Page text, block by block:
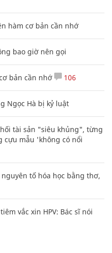
hàm cơ bản cần nhớ
bao giờ nên gọi
bản cần nhớ 106
Ngọc Hà bị kỷ luật
tài sản "siêu khủng", từng
cựu mẫu 'không có nổi
tố hóa học bằng thơ,
vắc xin HPV: Bác sĩ nói